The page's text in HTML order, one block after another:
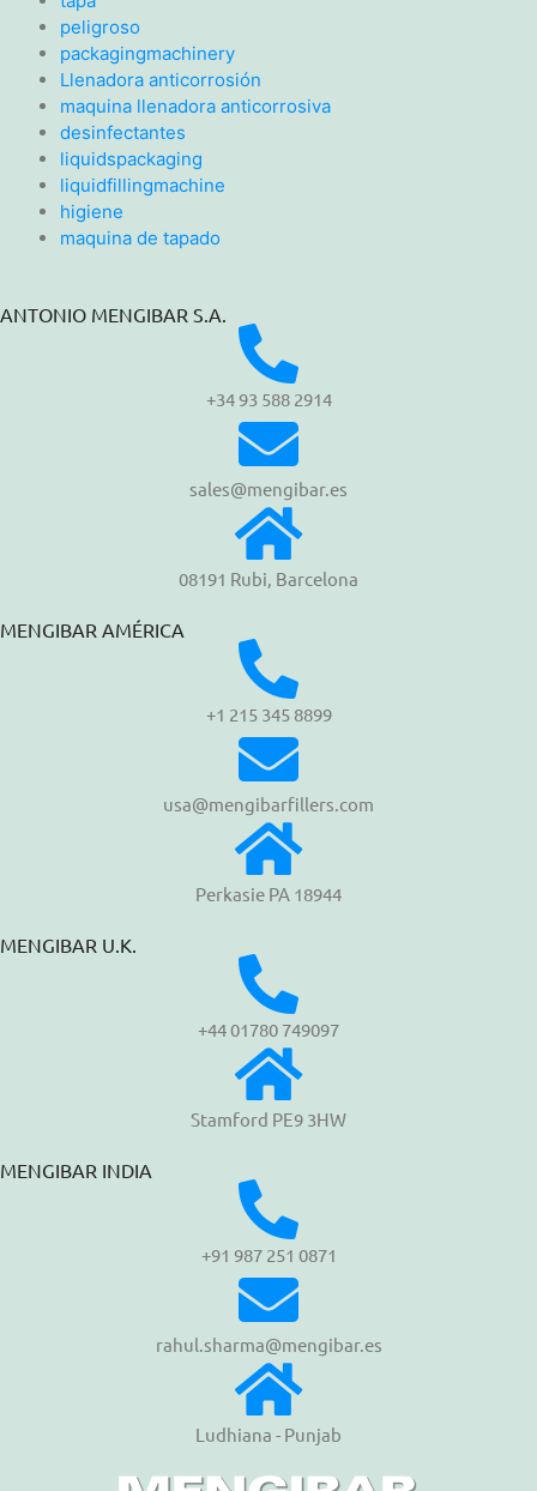
peligroso
packagingmachinery
Llenadora anticorrosión
maquina llenadora anticorrosiva
desinfectantes
liquidspackaging
liquidfillingmachine
higiene
maquina de tapado
ANTONIO MENGIBAR S.A.
+34 93 588 2914
sales@mengibar.es
08191 Rubi, Barcelona
MENGIBAR AMÉRICA
+1 215 345 8899
usa@mengibarfillers.com
Perkasie PA 18944
MENGIBAR U.K.
+44 01780 749097
Stamford PE9 3HW
MENGIBAR INDIA
+91 987 251 0871
rahul.sharma@mengibar.es
Ludhiana - Punjab